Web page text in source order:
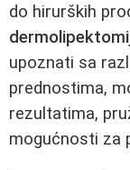
do hirurških
upoznati sa
prednostima,
rezultatima,
mogućnosti za